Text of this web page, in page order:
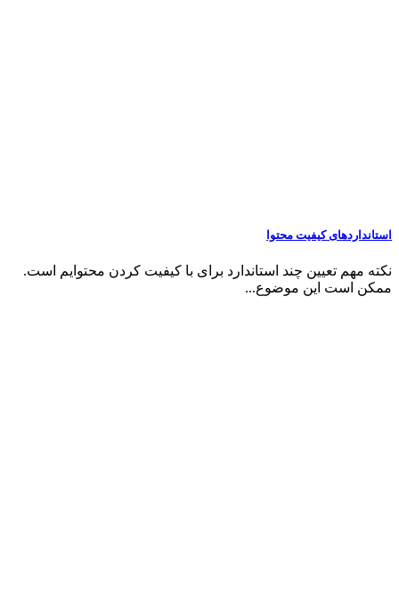
استانداردهای کیفیت محتوا
نکته مهم تعیین چند استاندارد برای با کیفیت کردن محتوایم است.
ممکن است این موضوع...